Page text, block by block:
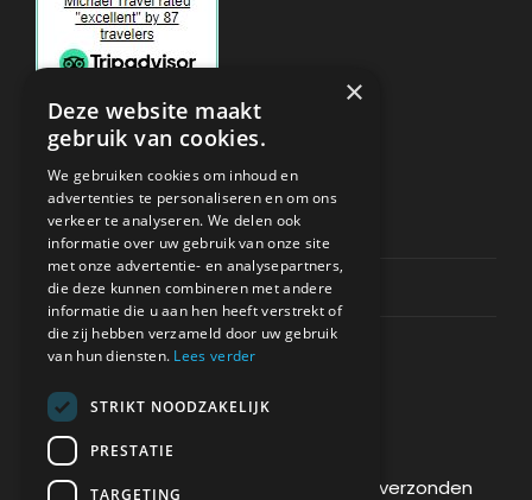
ONDERSTEUNING
Privacy & Policy
Contact Channels
BETAAL VEILIG BIJ ONS
De betaling wordt versleuteld en veilig verzonden
×
Deze website maakt
gebruik van cookies.
We gebruiken cookies om inhoud en
advertenties te personaliseren en om ons
verkeer te analyseren. We delen ook
informatie over uw gebruik van onze site
met onze advertentie- en analysepartners,
die deze kunnen combineren met andere
informatie die u aan hen heeft verstrekt of
die zij hebben verzameld door uw gebruik
van hun diensten. Lees verder
STRIKT NOODZAKELIJK
PRESTATIE
TARGETING